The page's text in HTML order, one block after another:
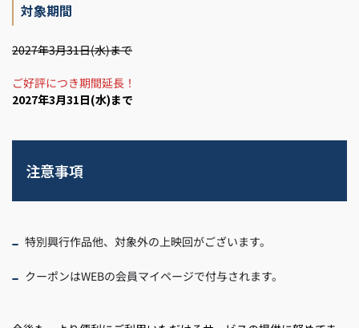
対象期間
2027年3月31日(水)まで
ご好評につき期間延長！
2027年3月31日(水)まで
注意事項
特別興行作品他、対象外の上映回がございます。
クーポンはWEBの会員マイページで付与されます。